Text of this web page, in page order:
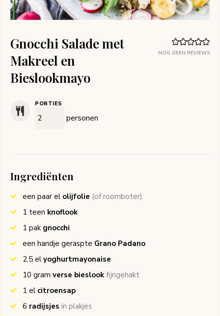
NOG GEEN REVIEWS
Gnocchi Salade met
Makreel en
Bieslookmayo
PORTIES
personen
Ingrediënten
een paar el olijfolie (of roomboter)
1 teen knoflook
1 pak gnocchi
een handje geraspte Grano Padano
2,5 el yoghurtmayonaise
10 gram verse bieslook fijngehakt
1 el citroensap
6 radijsjes in plakjes